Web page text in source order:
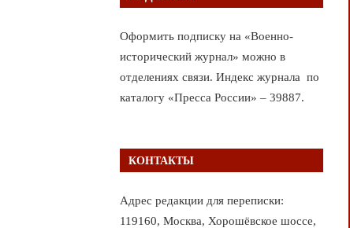
Оформить подписку на «Военно-
исторический журнал» можно в
отделениях связи. Индекс журнала по
каталогу «Пресса России» – 39887.
КОНТАКТЫ
Адрес редакции для переписки:
119160, Москва, Хорошёвское шоссе,